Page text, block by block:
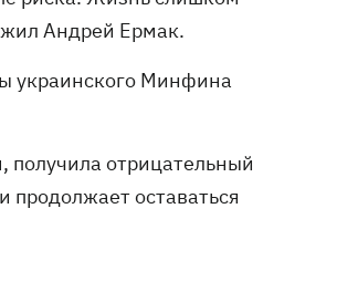
Андрей Ермак.
украинского Минфина
отрицательный
продолжает оставаться